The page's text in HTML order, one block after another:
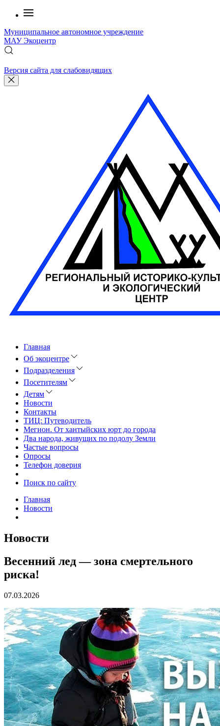
Муниципальное автономное учреждение
МАУЭкоцентр
Версия сайта для слабовидящих
Главная
Об экоцентре
Подразделения
Посетителям
Детям
Новости
Контакты
ТИЦ: Путеводитель
Мегион. От хантыйских юрт до города
Два народа, живущих по подолу Земли
Частые вопросы
Опросы
Телефон доверия
Поиск по сайту
Главная
Новости
Новости
Весенний лед — зона смертельного
риска!
07.03.2026